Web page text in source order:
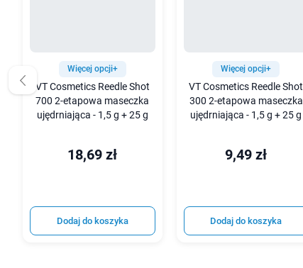
Więcej opcji+
VT Cosmetics Reedle Shot
700 2-etapowa maseczka
ujędrniająca - 1,5 g + 25 g
18,69 zł
Dodaj do koszyka
Więcej opcji+
VT Cosmetics Reedle Shot
300 2-etapowa maseczka
ujędrniająca - 1,5 g + 25 g
9,49 zł
Dodaj do koszyka